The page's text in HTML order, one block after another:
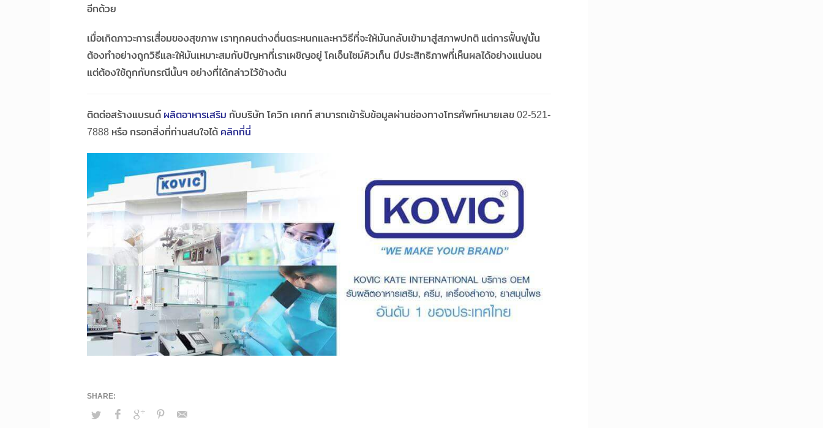
อีกด้วย
เมื่อเกิดภาวะการเสื่อมของสุขภาพ เราทุกคนต่างตื่นตระหนกและหาวิธีที่จะให้มันกลับเข้ามาสู่สภาพปกติ แต่การฟื้นฟูนั้น
ต้องทำอย่างถูกวิธีและให้มันเหมาะสมกับปัญหาที่เราเผชิญอยู่ โคเอ็นไซม์คิวเท็น มีประสิทธิภาพที่เห็นผลได้อย่างแน่นอน
แต่ต้องใช้ถูกกับกรณีนั้นๆ อย่างที่ได้กล่าวไว้ข้างต้น
ติดต่อสร้างแบรนด์ ผลิตอาหารเสริม กับบริษัท โควิก เคทท์ สามารถเข้ารับข้อมูลผ่านช่องทางโทรศัพท์หมายเลข 02-521-
7888 หรือ กรอกสิ่งที่ท่านสนใจได้ คลิกที่นี่